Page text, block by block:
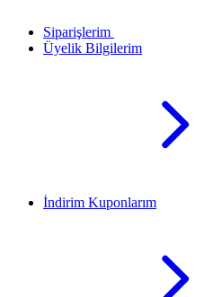
Siparişlerim
Üyelik Bilgilerim
İndirim Kuponlarım